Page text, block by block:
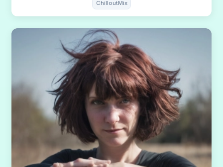
ChilloutMix